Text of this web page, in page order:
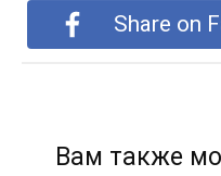
Share on
Вам также